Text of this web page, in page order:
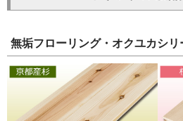
無垢フローリング・オクユカシリ